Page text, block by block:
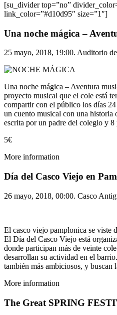
[su_divider top=”no”
link_color=”#d10d95″ size=”1″]
Una noche mágica –
25 mayo, 2018, 19:00. Auditorio
Una noche mágica – Aventura
proyecto musical que el cole está
compartir con el público los días
un cuento musical con una historia
escrita por un padre del colegio y
5€
More information
Día del Casco Viejo en
26 mayo, 2018, 00:00. Casco
El casco viejo pamplonica se viste
El Día del Casco Viejo está
donde participan más de veinte
desarrollan su actividad en el
también más ambiciosos, y
More information
The Great SPRING